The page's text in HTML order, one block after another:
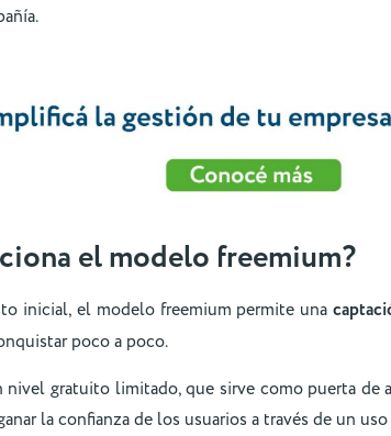
el modelo freemium?
inicial, el modelo freemium permite una
poco a poco.
nivel gratuito limitado, que sirve como puerta de
la confianza de los usuarios a través de un uso